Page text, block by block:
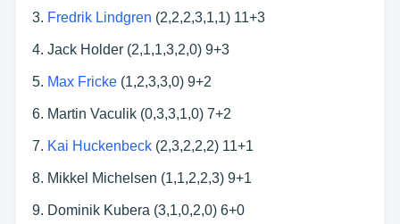
Fredrik Lindgren (2,2,2,3,1,1) 11+3
Jack Holder (2,1,1,3,2,0) 9+3
Max Fricke (1,2,3,3,0) 9+2
Martin Vaculik (0,3,3,1,0) 7+2
Kai Huckenbeck (2,3,2,2,2) 11+1
Mikkel Michelsen (1,1,2,2,3) 9+1
Dominik Kubera (3,1,0,2,0) 6+0